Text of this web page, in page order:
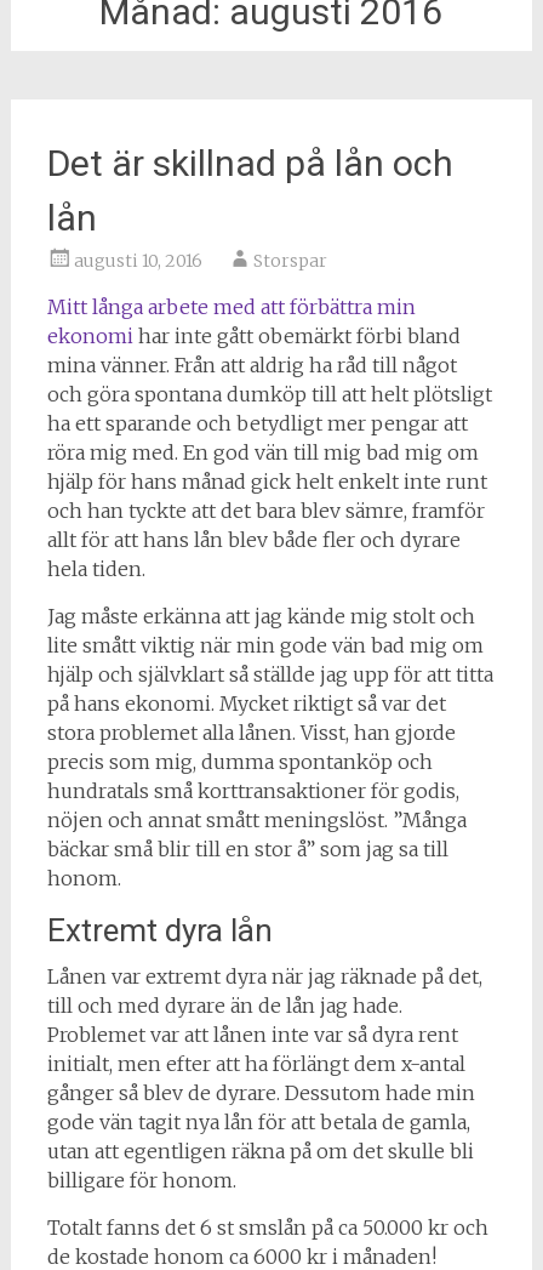
Månad: augusti 2016
Det är skillnad på lån och
lån
augusti 10, 2016 Storspar
Mitt långa arbete med att förbättra min
ekonomihar inte gått obemärkt förbi bland
mina vänner. Från att aldrig ha råd till något
och göra spontana dumköp till att helt plötsligt
ha ett sparande och betydligt mer pengar att
röra mig med. En god vän till mig bad mig om
hjälp för hans månad gick helt enkelt inte runt
och han tyckte att det bara blev sämre, framför
allt för att hans lån blev både fler och dyrare
hela tiden.
Jag måste erkänna att jag kände mig stolt och
lite smått viktig när min gode vän bad mig om
hjälp och självklart så ställde jag upp för att titta
på hans ekonomi. Mycket riktigt så var det
stora problemet alla lånen. Visst, han gjorde
precis som mig, dumma spontanköp och
hundratals små korttransaktioner för godis,
nöjen och annat smått meningslöst. ”Många
bäckar små blir till en stor å” som jag sa till
honom.
Extremt dyra lån
Lånen var extremt dyra när jag räknade på det,
till och med dyrare än de lån jag hade.
Problemet var att lånen inte var så dyra rent
initialt, men efter att ha förlängt dem x-antal
gånger så blev de dyrare. Dessutom hade min
gode vän tagit nya lån för att betala de gamla,
utan att egentligen räkna på om det skulle bli
billigare för honom.
Totalt fanns det 6 st smslån på ca 50.000 kr och
de kostade honom ca 6000 kr i månaden!